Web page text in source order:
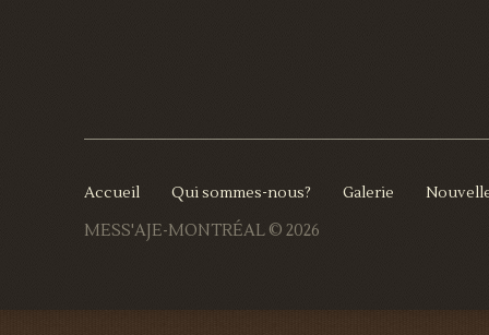
Accueil Qui sommes-nous? Galerie
MESS'AJE-MONTRÉAL © 2026